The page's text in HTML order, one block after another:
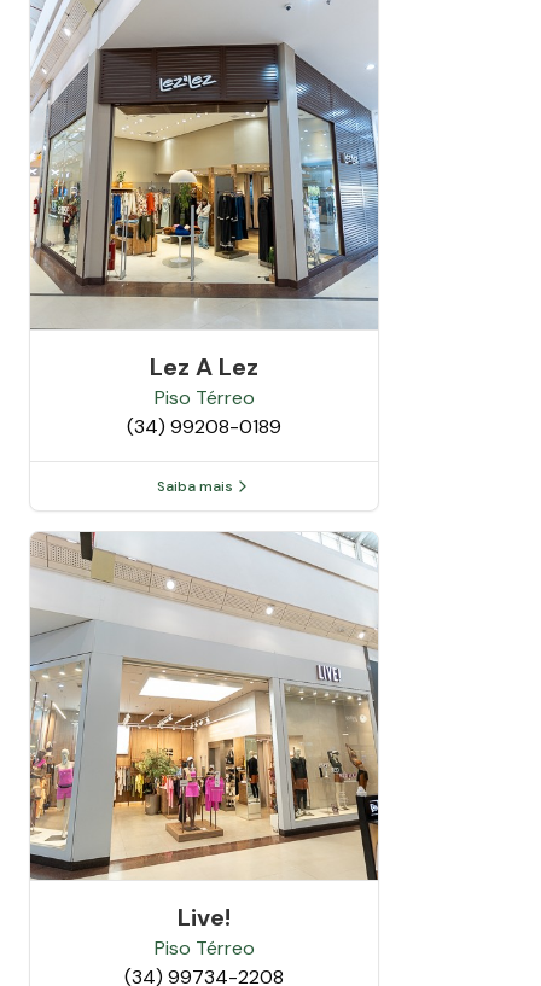
Lez A Lez
Piso Térreo
(34) 99208-0189
Saiba mais
Live!
Piso Térreo
(34) 99734-2208